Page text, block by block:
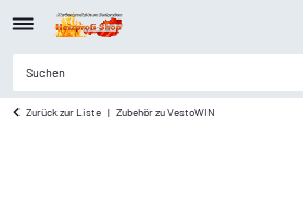
Zurück zur Liste Zubehör zu VestoWIN